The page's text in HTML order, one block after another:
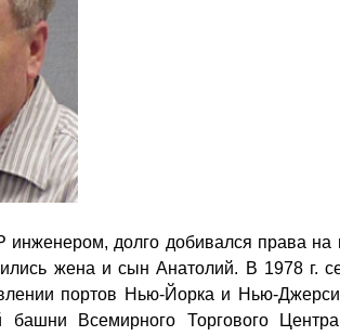
инженером, долго добивался права
жена и сын Анатолий. В 1978
портов Нью-Йорка и Нью-
башни Всемирного Торгового